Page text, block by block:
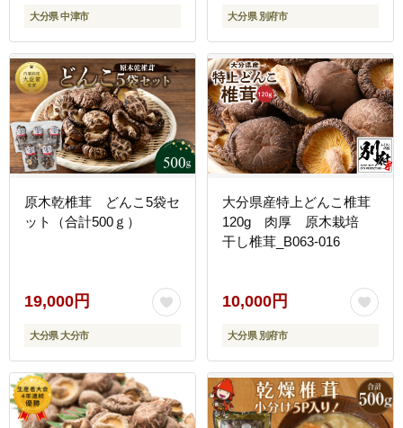
大分県 中津市 大分県 別府市
原木乾椎茸 どんこ5袋セ
ット（合計500ｇ）
19,000円
大分県 大分市
大分県産特上どんこ椎茸
120g 肉厚 原木栽培
干し椎茸_B063-016
10,000円
大分県 別府市